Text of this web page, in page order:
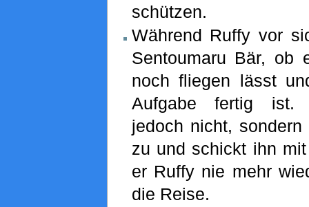
schützen.
Während Ruffy vor
Sentoumaru Bär, ob
noch fliegen lässt
Aufgabe fertig ist.
jedoch nicht,
zu und schickt ihn
er Ruffy nie mehr
die Reise.